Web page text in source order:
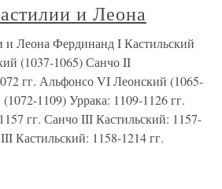
и Леона
и Леона Фердинанд I Кастильский
(1037-1065) Санчо II
гг. Альфонсо VI Леонский (1065-
1109) Уррака: 1109-1126 гг.
гг. Санчо III Кастильский: 1157-
Кастильский: 1158-1214 гг.